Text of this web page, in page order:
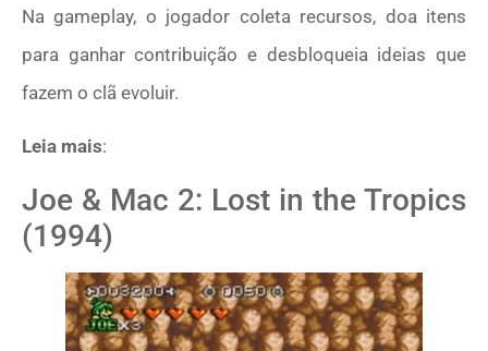
Na gameplay, o jogador coleta recursos, doa itens
para ganhar contribuição e desbloqueia ideias que
fazem o clã evoluir.
Leia mais:
Joe & Mac 2: Lost in the Tropics
(1994)